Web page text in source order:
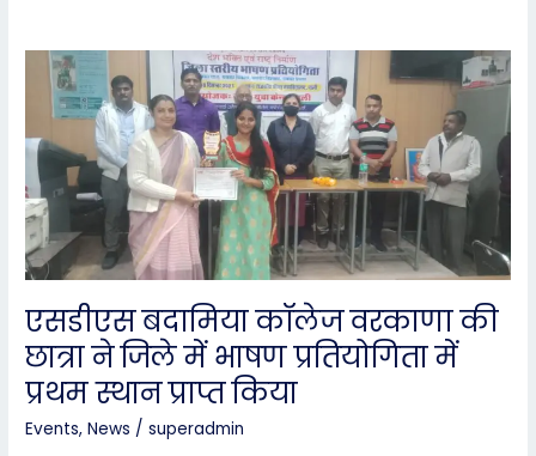
एसडीएस बदामिया कॉलेज वरकाणा की
छात्रा ने जिले में भाषण प्रतियोगिता में
प्रथम स्थान प्राप्त किया
Events,News /superadmin
एसडीएस
बदामिया
कॉलेज
वरकाणा
की
छात्रा
ने
जिले
में
भाषण
प्रतियोगिता
में
प्रथम
स्थान
किया